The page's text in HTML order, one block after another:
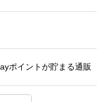
ポイントが貯まる通販